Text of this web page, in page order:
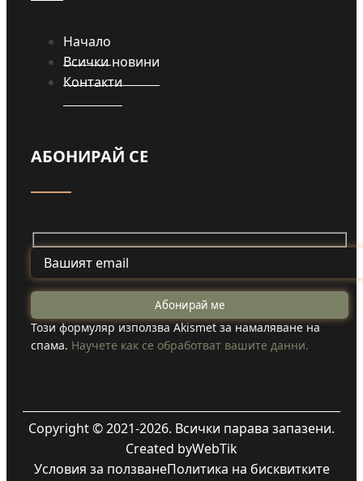
Начало
Всички новини
Контакти
АБОНИРАЙ СЕ
Този формуляр използва Akismet за намаляване на
спама. Научете как се обработват вашите данни.
Copyright © 2021-2026. Всички парава запазени.
Created byWebTik
Условия за ползванеПолитика на бисквитките